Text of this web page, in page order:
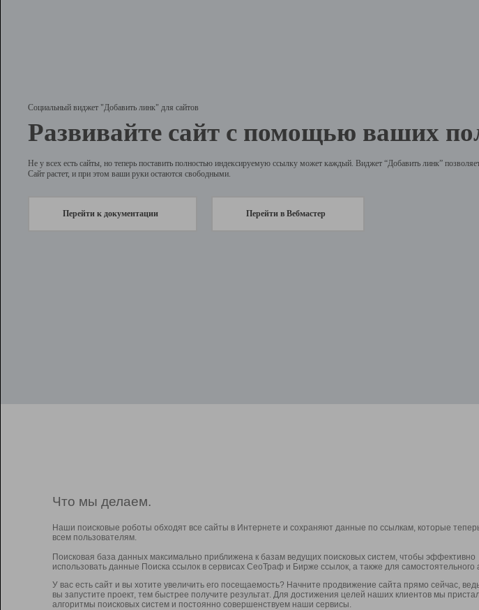
Социальный виджет "Добавить линк" для сайтов
Развивайте сайт с помощью ваших
Не у всех есть сайты, но теперь поставить полностью индексируемую ссылку может каждый. Виджет “Добавить линк”
Сайт растет, и при этом ваши руки остаются свободными.
Перейти к документации Перейти в Вебмастер
Что мы делаем.
Наши поисковые роботы обходят все сайты в Интернете и сохраняют данные по ссылкам, которые
всем пользователям.
Поисковая база данных максимально приближена к базам ведущих поисковых систем, чтобы эффективно
использовать данные Поиска ссылок в сервисах СеоТраф и Бирже ссылок, а также для самостоятельного
У вас есть сайт и вы хотите увеличить его посещаемость? Начните продвижение сайта прямо сейчас,
вы запустите проект, тем быстрее получите результат. Для достижения целей наших клиентов мы
алгоритмы поисковых систем и постоянно совершенствуем наши сервисы.